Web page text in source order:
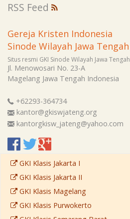
RSS Feed
Gereja Kristen Indonesia
Sinode Wilayah Jawa Tengah
Situs resmi GKI Sinode Wilayah Jawa Tengah
Jl. Menowosari No. 23-A
Magelang Jawa Tengah Indonesia
+62293-364734
kantor@gkiswjateng.org
kantorgkisw_jateng@yahoo.com
GKI Klasis Jakarta I
GKI Klasis Jakarta II
GKI Klasis Magelang
GKI Klasis Purwokerto